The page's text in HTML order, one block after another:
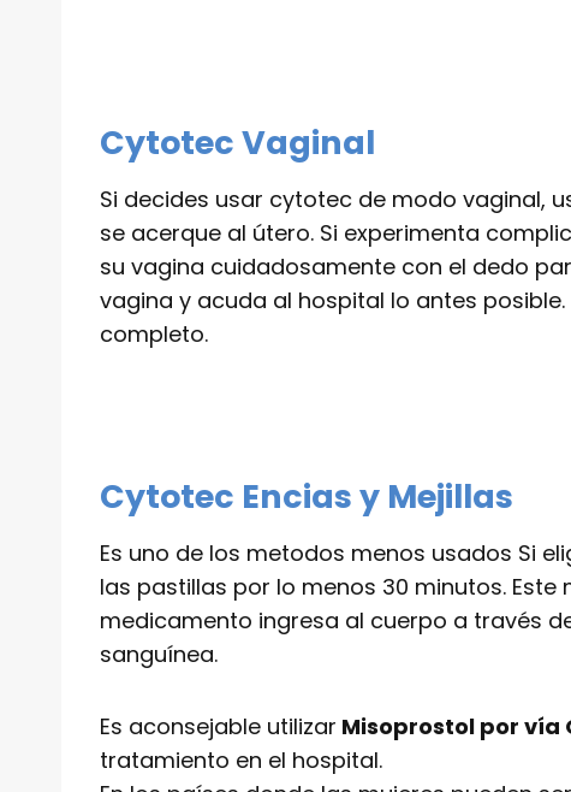
Cytotec Vaginal
Si decides usar cytotec de modo vaginal,
se acerque al útero. Si experimenta
su vagina cuidadosamente con el dedo
vagina y acuda al hospital lo antes
completo.
Cytotec Encias y Mejillas
Es uno de los metodos menos usados Si
las pastillas por lo menos 30 minutos.
medicamento ingresa al cuerpo a través
sanguínea.
Es aconsejable utilizar Misoprostol por vía
tratamiento en el hospital.